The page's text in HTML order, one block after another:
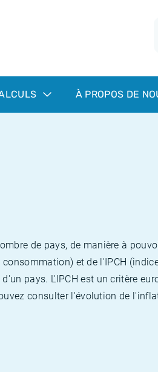
À PROPOS DE
de pays, de manière à
et de l'IPCH
pays. L'IPCH est un critère
consulter l'évolution de